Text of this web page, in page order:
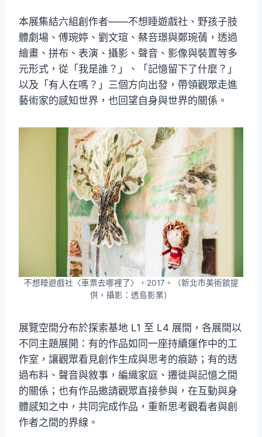
本展集結六組創作者——不想睡遊戲社、野孩子肢
體劇場、傅琬婷、劉文瑄、蔡咅璟與鄭琬蒨，透過
繪畫、拼布、表演、攝影、聲音、影像與裝置等多
元形式，從「我是誰？」、「記憶留下了什麼？」
以及「有人在嗎？」三個方向出發，帶領觀眾走進
藝術家的感知世界，也回望自身與世界的關係。
不想睡遊戲社〈車票去哪裡了〉，2017。（新北市美術館提
供，攝影：透島影業）
展覽空間分布於探索基地 L1 至 L4 展間，各展間以
不同主題展開：有的作品如同一座持續運作中的工
作室，讓觀眾看見創作生成與思考的痕跡；有的透
過布料、聲音與敘事，編織家庭、遷徙與記憶之間
的關係；也有作品邀請觀眾直接參與，在互動與身
體感知之中，共同完成作品，重新思考觀看者與創
作者之間的界線。